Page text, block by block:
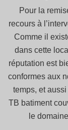
Pour la
recours à
Comme il
dans cette
réputation est
conformes aux
temps, et
TB batiment
le